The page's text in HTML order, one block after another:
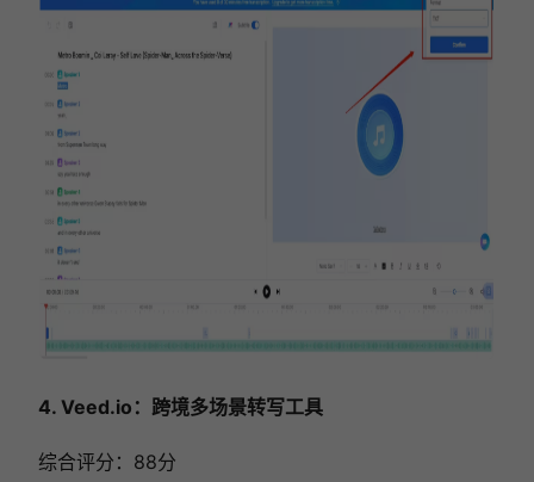
4. Veed.io：跨境多场景转写工具
综合评分：88分